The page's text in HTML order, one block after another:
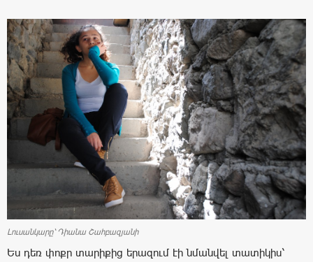
Լուսանկարը՝ Դիանա Շահբազյանի
Ես դեռ փոքր տարիքից երազում էի նմանվել տատիկիս՝